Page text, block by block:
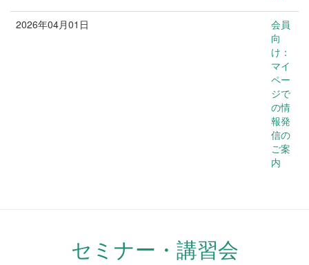
2026年04月01日
会員
向
け：
マイ
ペー
ジで
の情
報発
信の
ご案
内
セミナー・講習会